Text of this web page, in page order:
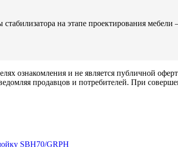
на этапе проектирования
ознакомления и не является публичной
продавцов и потребителей. При